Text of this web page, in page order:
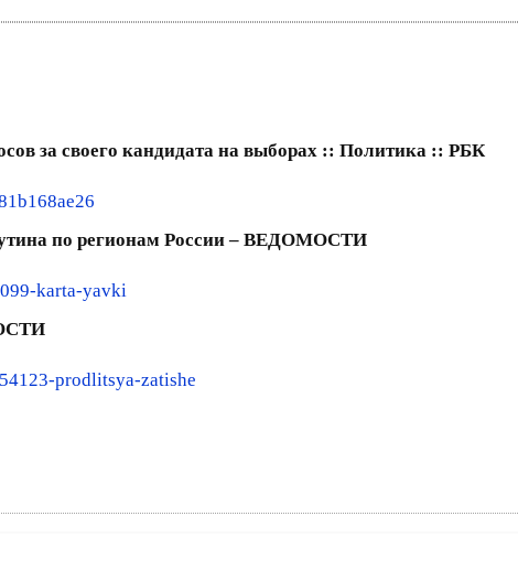
за своего кандидата на выборах :: Политика :: РБК
по регионам России – ВЕДОМОСТИ
karta-yavki
prodlitsya-zatishe